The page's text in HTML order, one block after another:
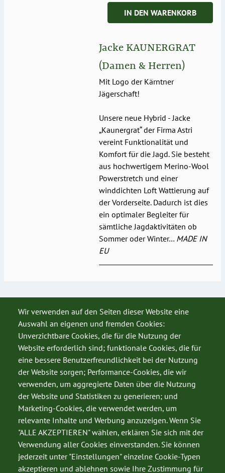
Jacke KAUNERGRAT
(Damen & Herren)
Mit Logo der Kärntner
Jägerschaft!
Unsere neue Hybrid - Jacke
„Kaunergrat“ der Firma Astri
vereint Funktionalität und
Komfort für die Jagd. Sie besteht
aus hochwertigem Merino-Wool
Powerstretch und einer
winddichten Loft Wattierung auf
der Vorderseite. Dadurch ist dies
ein optimaler Begleiter für
sämtliche Jagdaktivitäten ob
Sommer oder Winter… MADE IN
EU
Wir verwenden auf den Seiten dieser Website eine
Auswahl an eigenen und fremden Cookies:
Unverzichtbare Cookies, die für die Nutzung der
Website erforderlich sind; funktionale Cookies, die für
eine bessere Benutzerfreundlichkeit bei der Nutzung
der Website sorgen; Performance-Cookies, die wir
verwenden, um aggregierte Daten über die Nutzung
der Website und Statistiken zu generieren; und
Marketing-Cookies, die verwendet werden, um
relevante Inhalte und Werbung anzuzeigen. Wenn Sie
"ALLE AKZEPTIEREN" wählen, erklären Sie sich mit der
Verwendung aller Cookies einverstanden. Sie können
jederzeit unter "Einstellungen" einzelne Cookie-Typen
akzeptieren und ablehnen sowie Ihre Zustimmung für
SERVICE